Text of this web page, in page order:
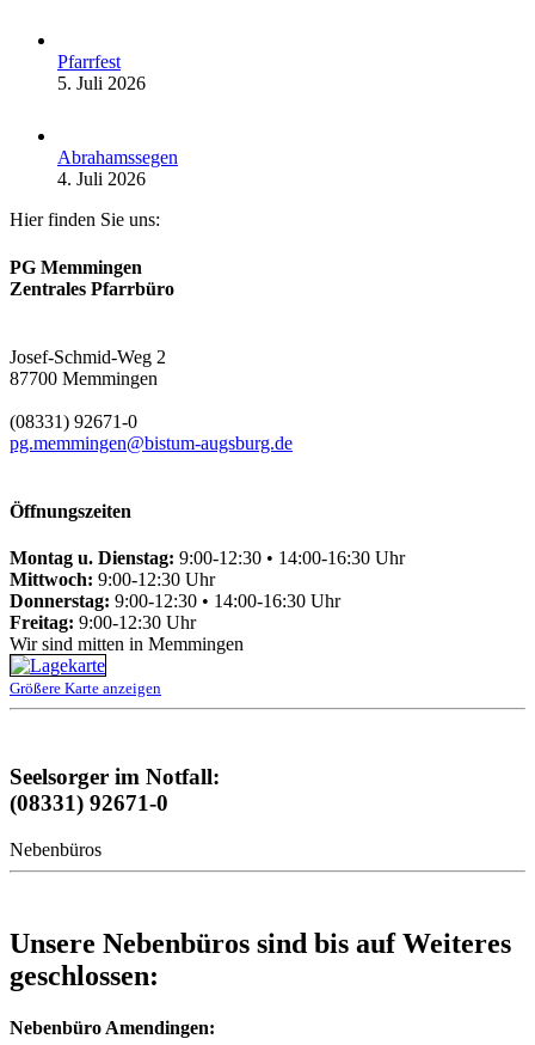
Pfarrfest
5. Juli 2026
Abrahamssegen
4. Juli 2026
Hier finden Sie uns:
PG Memmingen
Zentrales Pfarrbüro
Josef-Schmid-Weg 2
87700 Memmingen
(08331) 92671-0
pg.memmingen@bistum-augsburg.de
Öffnungszeiten
Montag u. Dienstag: 9:00-12:30 • 14:00-16:30 Uhr
Mittwoch: 9:00-12:30 Uhr
Donnerstag: 9:00-12:30 • 14:00-16:30 Uhr
Freitag: 9:00-12:30 Uhr
Wir sind mitten in Memmingen
Größere Karte anzeigen
Seelsorger im Notfall:
(08331) 92671-0
Nebenbüros
Unsere Nebenbüros sind bis auf Weiteres
geschlossen:
Nebenbüro Amendingen: